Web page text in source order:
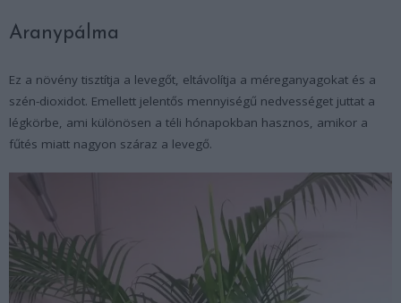
Aranypálma
Ez a növény tisztítja a levegőt, eltávolítja a méreganyagokat és a
szén-dioxidot. Emellett jelentős mennyiségű nedvességet juttat a
légkörbe, ami különösen a téli hónapokban hasznos, amikor a
fűtés miatt nagyon száraz a levegő.